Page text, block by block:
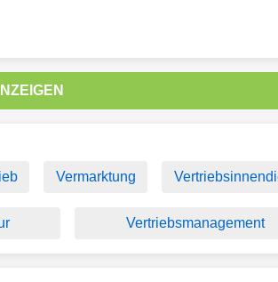
Vermarktung
Vertriebsmanagement